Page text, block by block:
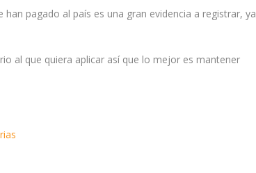
pagado al país es una gran evidencia a registrar, ya
al que quiera aplicar así que lo mejor es mantener